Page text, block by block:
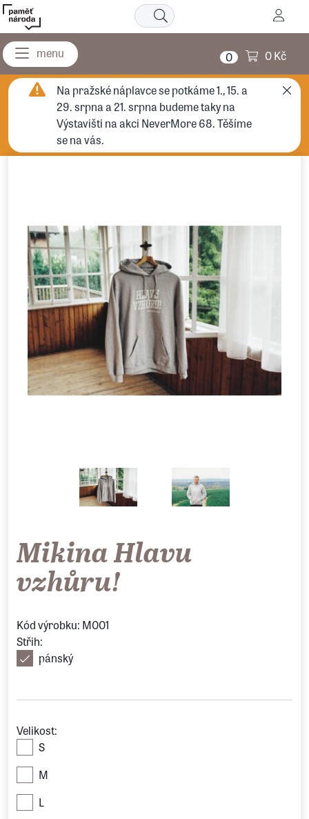
0 0 Kč
Na pražské náplavce se potkáme 1., 15. a
29. srpna a 21. srpna budeme taky na
Výstavišti na akci NeverMore 68. Těšíme
se na vás.
Mikina Hlavu
vzhůru!
Kód výrobku: M001
Střih:
pánský
Velikost:
S
M
L